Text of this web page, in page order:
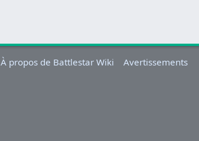
À propos de Battlestar Wiki Avertissements